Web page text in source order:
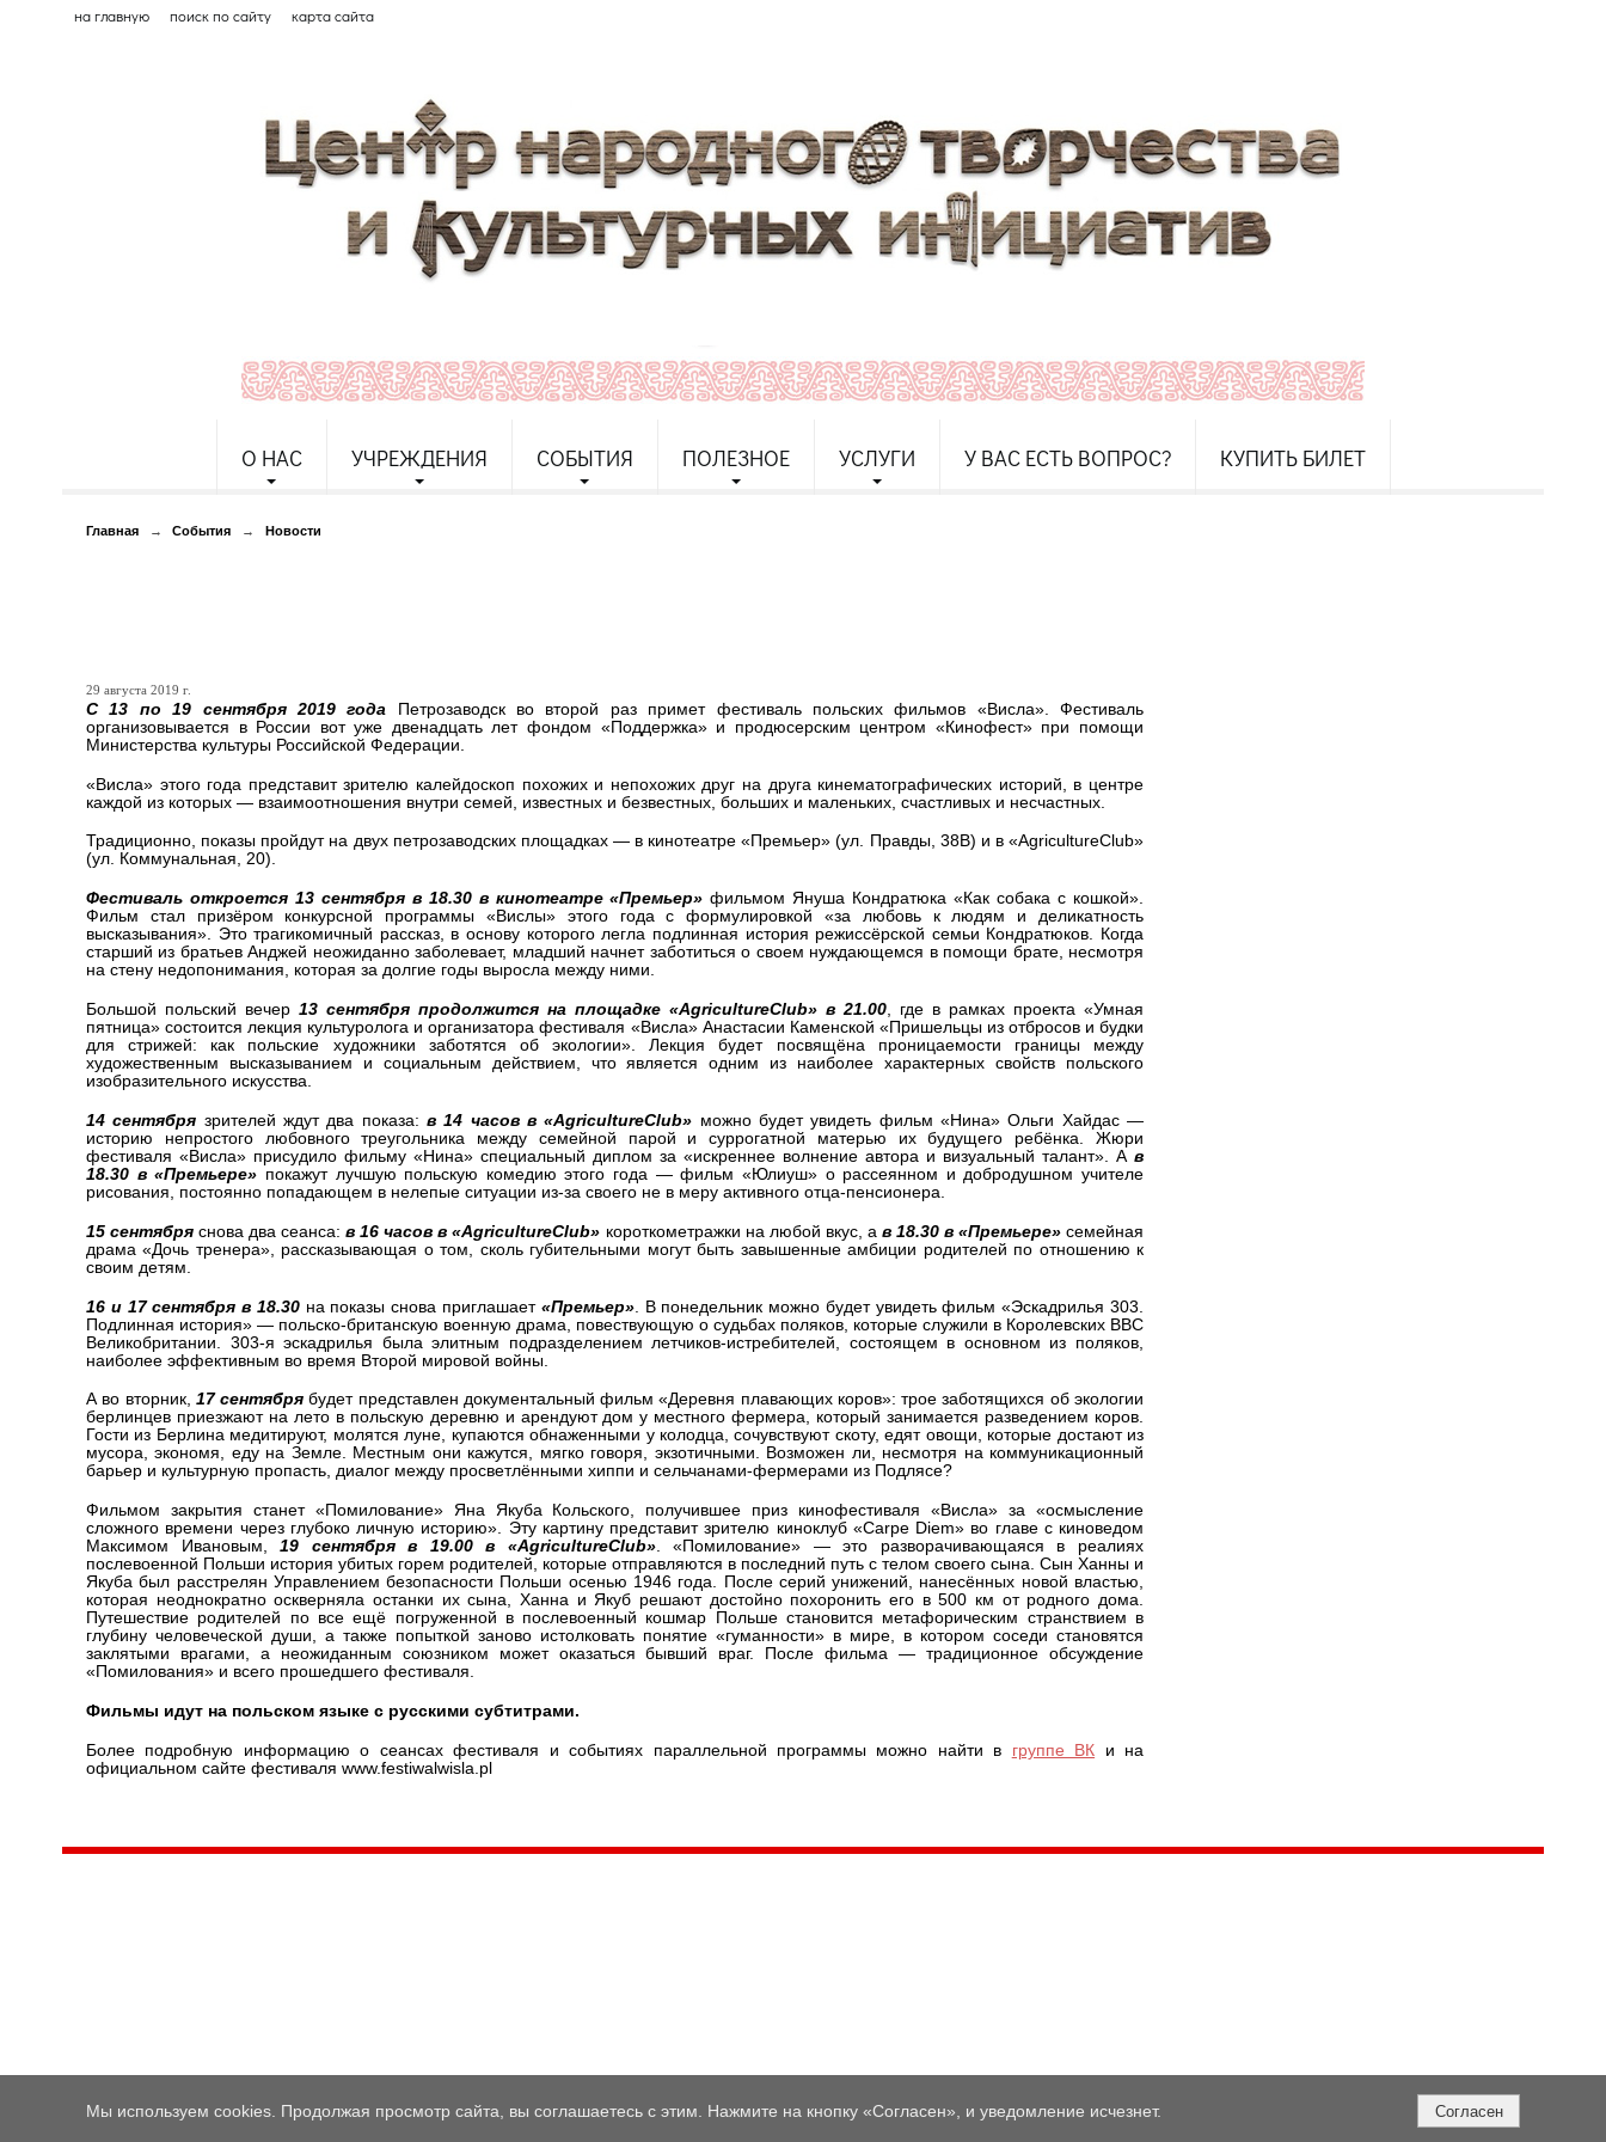
на главную поиск по сайту карта сайта
О НАС УЧРЕЖДЕНИЯ СОБЫТИЯ ПОЛЕЗНОЕ УСЛУГИ У ВАС ЕСТЬ ВОПРОС? КУПИТЬ БИЛЕТ
Главная → События → Новости
29 августа 2019 г.
С 13 по 19 сентября 2019 года Петрозаводск во второй раз примет фестиваль польских фильмов «Висла». Фестиваль
организовывается в России вот уже двенадцать лет фондом «Поддержка» и продюсерским центром «Кинофест» при помощи
Министерства культуры Российской Федерации.
«Висла» этого года представит зрителю калейдоскоп похожих и непохожих друг на друга кинематографических историй, в центре
каждой из которых — взаимоотношения внутри семей, известных и безвестных, больших и маленьких, счастливых и несчастных.
Традиционно, показы пройдут на двух петрозаводских площадках — в кинотеатре «Премьер» (ул. Правды, 38В) и в «AgricultureClub»
(ул. Коммунальная, 20).
Фестиваль откроется 13 сентября в 18.30 в кинотеатре «Премьер»фильмом Януша Кондратюка «Как собака с кошкой».
Фильм стал призёром конкурсной программы «Вислы» этого года с формулировкой «за любовь к людям и деликатность
высказывания». Это трагикомичный рассказ, в основу которого легла подлинная история режиссёрской семьи Кондратюков. Когда
старший из братьев Анджей неожиданно заболевает, младший начнет заботиться о своем нуждающемся в помощи брате, несмотря
на стену недопонимания, которая за долгие годы выросла между ними.
Большой польский вечер 13 сентября продолжится на площадке «AgricultureClub» в 21.00, где в рамках проекта «Умная
пятница» состоится лекция культуролога и организатора фестиваля «Висла» Анастасии Каменской «Пришельцы из отбросов и будки
для стрижей: как польские художники заботятся об экологии». Лекция будет посвящёна проницаемости границы между
художественным высказыванием и социальным действием, что является одним из наиболее характерных свойств польского
изобразительного искусства.
14 сентября зрителей ждут два показа:в 14 часов в «AgricultureClub» можно будет увидеть фильм «Нина» Ольги Хайдас —
историю непростого любовного треугольника между семейной парой и суррогатной матерью их будущего ребёнка. Жюри
фестиваля «Висла» присудило фильму «Нина» специальный диплом за «искреннее волнение автора и визуальный талант». А в
18.30 в «Премьере» покажут лучшую польскую комедию этого года — фильм «Юлиуш» о рассеянном и добродушном учителе
рисования, постоянно попадающем в нелепые ситуации из-за своего не в меру активного отца-пенсионера.
15 сентября снова два сеанса:в 16 часов в «AgricultureClub» короткометражки на любой вкус, а в 18.30 в «Премьере» семейная
драма «Дочь тренера», рассказывающая о том, сколь губительными могут быть завышенные амбиции родителей по отношению к
своим детям.
16 и 17 сентября в 18.30 на показы снова приглашает «Премьер». В понедельник можно будет увидеть фильм «Эскадрилья 303.
Подлинная история» — польско-британскую военную драма, повествующую о судьбах поляков, которые служили в Королевских ВВС
Великобритании. 303-я эскадрилья была элитным подразделением летчиков-истребителей, состоящем в основном из поляков,
наиболее эффективным во время Второй мировой войны.
А во вторник, 17 сентября будет представлен документальный фильм «Деревня плавающих коров»: трое заботящихся об экологии
берлинцев приезжают на лето в польскую деревню и арендуют дом у местного фермера, который занимается разведением коров.
Гости из Берлина медитируют, молятся луне, купаются обнаженными у колодца, сочувствуют скоту, едят овощи, которые достают из
мусора, экономя, еду на Земле. Местным они кажутся, мягко говоря, экзотичными. Возможен ли, несмотря на коммуникационный
барьер и культурную пропасть, диалог между просветлёнными хиппи и сельчанами-фермерами из Подлясе?
Фильмом закрытия станет «Помилование» Яна Якуба Кольского, получившее приз кинофестиваля «Висла» за «осмысление
сложного времени через глубоко личную историю». Эту картину представит зрителю киноклуб «Carpe Diem» во главе с киноведом
Максимом Ивановым,19 сентября в 19.00 в «AgricultureClub». «Помилование» — это разворачивающаяся в реалиях
послевоенной Польши история убитых горем родителей, которые отправляются в последний путь с телом своего сына. Сын Ханны и
Якуба был расстрелян Управлением безопасности Польши осенью 1946 года. После серий унижений, нанесённых новой властью,
которая неоднократно оскверняла останки их сына, Ханна и Якуб решают достойно похоронить его в 500 км от родного дома.
Путешествие родителей по все ещё погруженной в послевоенный кошмар Польше становится метафорическим странствием в
глубину человеческой души, а также попыткой заново истолковать понятие «гуманности» в мире, в котором соседи становятся
заклятыми врагами, а неожиданным союзником может оказаться бывший враг. После фильма — традиционное обсуждение
«Помилования» и всего прошедшего фестиваля.
Фильмы идут на польском языке с русскими субтитрами.
Более подробную информацию о сеансах фестиваля и событиях параллельной программы можно найти в группе ВК и на
официальном сайте фестиваля www.festiwalwisla.pl
Мы используем cookies. Продолжая просмотр сайта, вы соглашаетесь с этим. Нажмите на кнопку «Согласен», и уведомление исчезнет. Согласен